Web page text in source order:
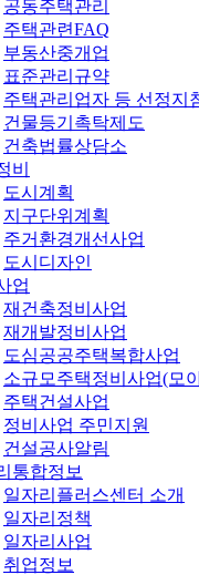
공동주택관리
주택관련FAQ
부동산중개업
표준관리규약
주택관리업자 등 선정지
건물등기촉탁제도
건축법률상담소
비
도시계획
지구단위계획
주거환경개선사업
도시디자인
업
재건축정비사업
재개발정비사업
도심공공주택복합사업
소규모주택정비사업(모
주택건설사업
정비사업 주민지원
건설공사알림
통합정보
일자리플러스센터 소개
일자리정책
일자리사업
취업정보